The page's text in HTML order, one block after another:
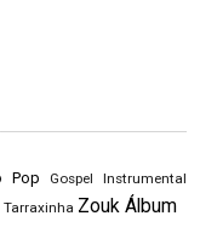
Pop Gospel Instrumental
Tarraxinha Zouk Álbum